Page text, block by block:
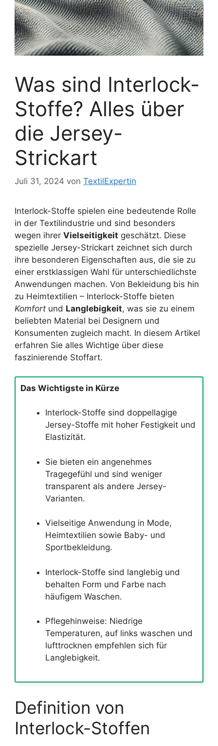
Was sind Interlock-
Stoffe? Alles über
die Jersey-
Strickart
Juli 31, 2024 von TextilExpertin
Interlock-Stoffe spielen eine bedeutende Rolle
in der Textilindustrie und sind besonders
wegen ihrer Vielseitigkeit geschätzt. Diese
spezielle Jersey-Strickart zeichnet sich durch
ihre besonderen Eigenschaften aus, die sie zu
einer erstklassigen Wahl für unterschiedlichste
Anwendungen machen. Von Bekleidung bis hin
zu Heimtextilien – Interlock-Stoffe bieten
Komfort und Langlebigkeit, was sie zu einem
beliebten Material bei Designern und
Konsumenten zugleich macht. In diesem Artikel
erfahren Sie alles Wichtige über diese
faszinierende Stoffart.
Das Wichtigste in Kürze
Interlock-Stoffe sind doppellagige
Jersey-Stoffe mit hoher Festigkeit und
Elastizität.
Sie bieten ein angenehmes
Tragegefühl und sind weniger
transparent als andere Jersey-
Varianten.
Vielseitige Anwendung in Mode,
Heimtextilien sowie Baby- und
Sportbekleidung.
Interlock-Stoffe sind langlebig und
behalten Form und Farbe nach
häufigem Waschen.
Pflegehinweise: Niedrige
Temperaturen, auf links waschen und
lufttrocknen empfehlen sich für
Langlebigkeit.
Definition von
Interlock-Stoffen